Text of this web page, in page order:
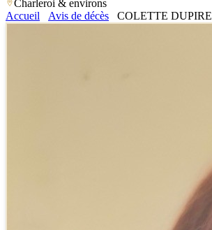
Charleroi & environs
Accueil
Avis de décès COLETTE DUPIRE